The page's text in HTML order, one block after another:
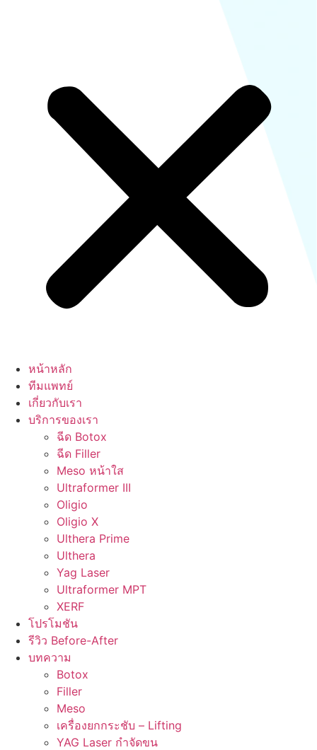
หน้าหลัก
ทีมแพทย์
เกี่ยวกับเรา
บริการของเรา
ฉีด Botox
ฉีด Filler
Meso หน้าใส
Ultraformer III
Oligio
Oligio X
Ulthera Prime
Ulthera
Yag Laser
Ultraformer MPT
XERF
โปรโมชัน
รีวิว Before-After
บทความ
Botox
Filler
Meso
เครื่องยกกระชับ – Lifting
YAG Laser กำจัดขน